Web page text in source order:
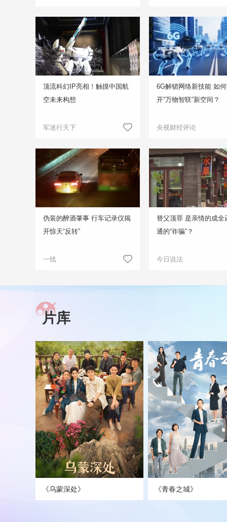
顶流科幻IP亮相！触摸中国航
空未来构想
军迷行天下
6G解锁网络新技能 如
开“万物智联”新空间？
央视财经评论
伪装的醉酒肇事 行车记录仪揭
开惊天“反转”
一线
替父顶罪 是亲情的成全
通的“诈骗”？
今日说法
片库
《乌蒙深处》 《青春之城》